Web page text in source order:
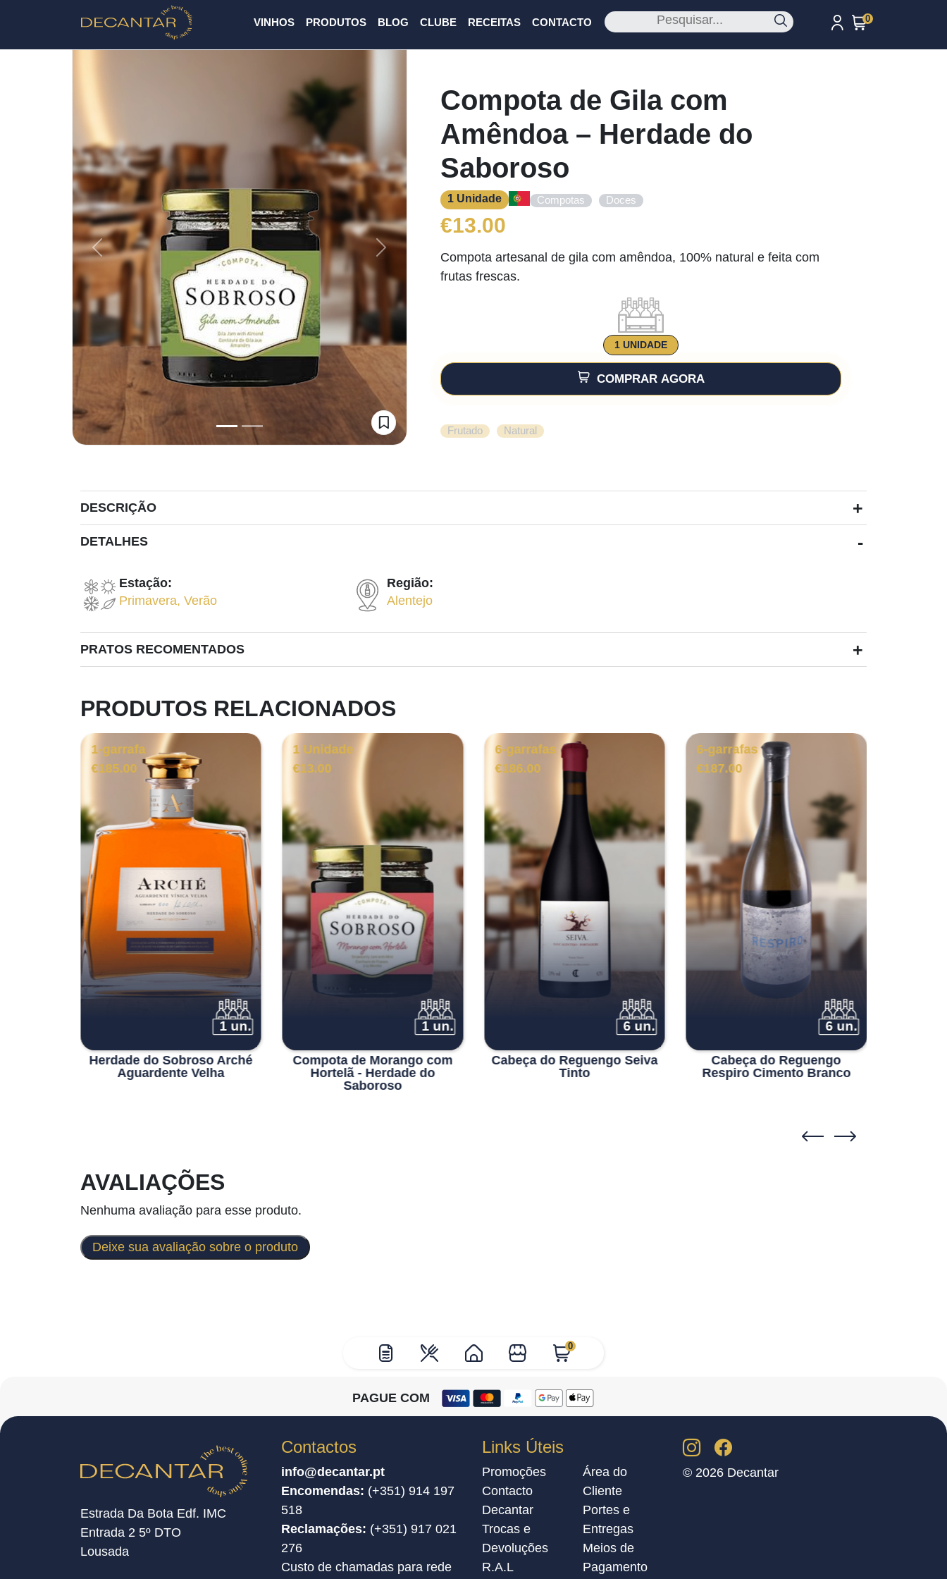
VINHOS PRODUTOS BLOG CLUBE RECEITAS CONTACTO 0
0
Previous Next
Compota de Gila com
Amêndoa – Herdade do
Saboroso
1 Unidade Compotas Doces
€13.00
Compota artesanal de gila com amêndoa, 100% natural e feita com
frutas frescas.
1 UNIDADE
COMPRAR AGORA
Frutado Natural
DESCRIÇÃO +
DETALHES -
Estação:
Primavera, Verão
Região:
Alentejo
PRATOS RECOMENTADOS +
PRODUTOS RELACIONADOS
1-garrafa
€185.00
1 un.
Herdade do Sobroso Arché
Aguardente Velha
1 Unidade
€13.00
1 un.
Compota de Morango com
Hortelã - Herdade do
Saboroso
6-garrafas
€186.00
6 un.
Cabeça do Reguengo Seiva
Tinto
6-garrafas
€187.00
6 un.
Cabeça do Reguengo
Respiro Cimento Branco
AVALIAÇÕES
Nenhuma avaliação para esse produto.
Deixe sua avaliação sobre o produto
PAGUE COM
Estrada Da Bota Edf. IMC
Entrada 2 5º DTO
Lousada
Contactos
info@decantar.pt
Encomendas: (+351) 914 197
518
Reclamações: (+351) 917 021
276
Custo de chamadas para rede
Links Úteis
Promoções
Contacto
Decantar
Trocas e
Devoluções
R.A.L
Área do
Cliente
Portes e
Entregas
Meios de
Pagamento
© 2026 Decantar